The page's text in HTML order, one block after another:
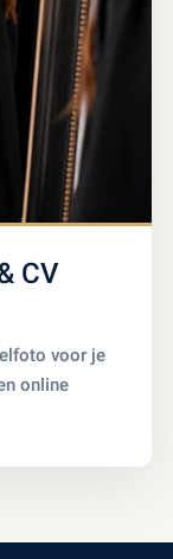
CV
voor je
online